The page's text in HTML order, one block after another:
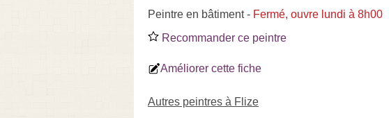
Peintre en bâtiment- Fermé, ouvre lundi à 8h00
Recommander ce peintre
Améliorer cette fiche
Autres peintres à Flize